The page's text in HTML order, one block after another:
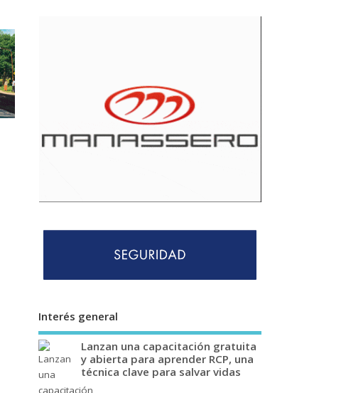
Interés general
Lanzan una capacitación gratuita
y abierta para aprender RCP, una
técnica clave para salvar vidas